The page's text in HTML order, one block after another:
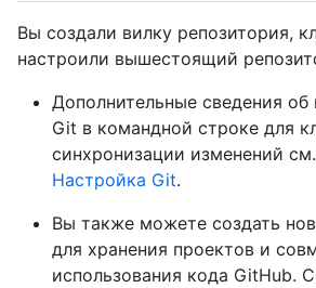
Вы создали вилку репозитория,
настроили вышестоящий
Дополнительные сведения об
Git в командной строке для
синхронизации изменений
Настройка Git.
Вы также можете создать
для хранения проектов и
использования кода GitHub.